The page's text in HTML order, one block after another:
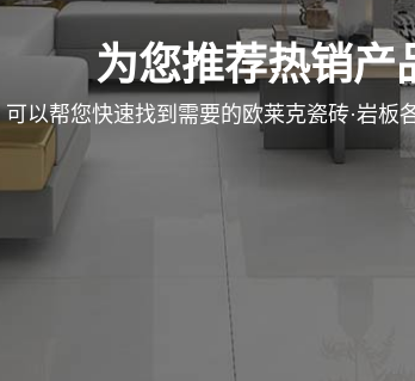
为您推荐热销产
可以帮您快速找到需要的欧莱克瓷砖·岩板